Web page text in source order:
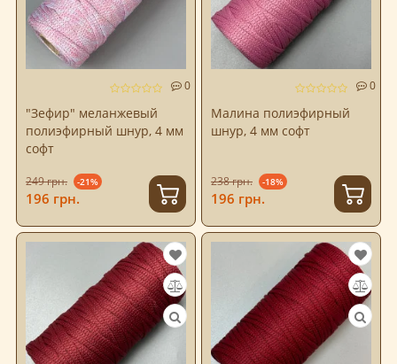
0
"Зефир" меланжевый
полиэфирный шнур, 4 мм
софт
249 грн. -21%
196 грн.
0
Малина полиэфирный
шнур, 4 мм софт
238 грн. -18%
196 грн.